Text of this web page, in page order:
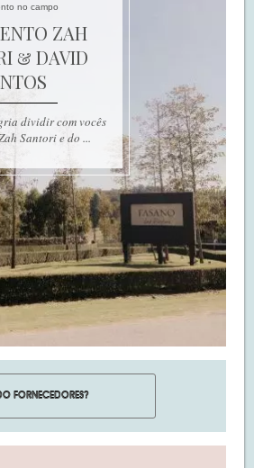
no campo
ZAH
& DAVID
dividir com vocês
Santori e do ...